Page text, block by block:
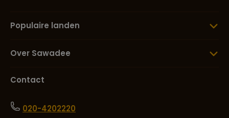
Populaire landen
Over Sawadee
Contact
020-4202220